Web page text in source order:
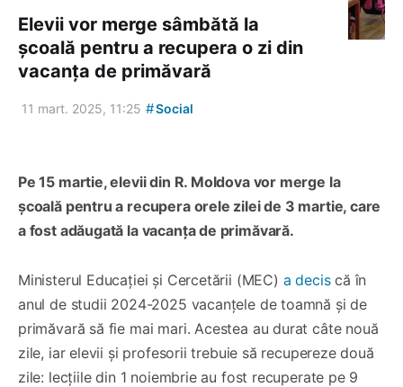
Elevii vor merge sâmbătă la
școală pentru a recupera o zi din
vacanța de primăvară
11 mart. 2025, 11:25 #Social
Pe 15 martie, elevii din R. Moldova vor merge la
școală pentru a recupera orele zilei de 3 martie, care
a fost adăugată la vacanța de primăvară.
Ministerul Educației și Cercetării (MEC) a deciscă în
anul de studii 2024-2025 vacanțele de toamnă și de
primăvară să fie mai mari. Acestea au durat câte nouă
zile, iar elevii și profesorii trebuie să recupereze două
zile: lecțiile din 1 noiembrie au fost recuperate pe 9